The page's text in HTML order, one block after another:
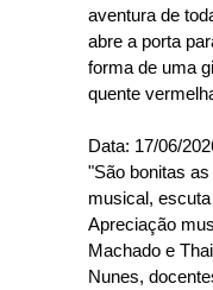
aventura de
abre a porta
forma de uma
quente
Data: 17/06/
"São bonitas
musical,
Apreciação
Machado e
Nunes,